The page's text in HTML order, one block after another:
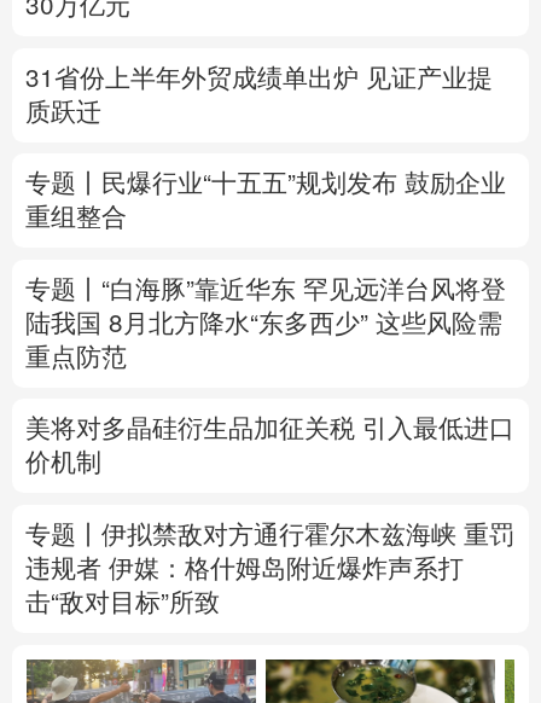
30万亿元
31省份上半年外贸成绩单出炉 见证产业提
质跃迁
专题丨
民爆行业“十五五”规划发布 鼓励企业
重组整合
专题丨 “白海豚”靠近华东 罕见远洋台风将登
陆我国 8月北方降水“东多西少” 这些风险需
重点防范
美将对多晶硅衍生品加征关税 引入最低进口
价机制
专题丨 伊拟禁敌对方通行霍尔木兹海峡 重罚
违规者 伊媒：格什姆岛附近爆炸声系打
击“敌对目标”所致